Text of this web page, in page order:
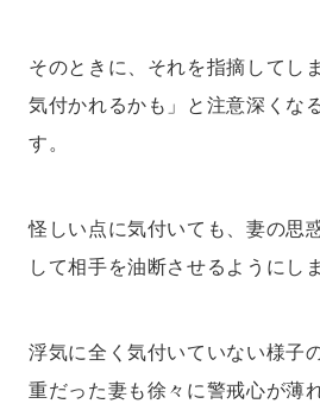
そのときに、それを指摘してし
気付かれるかも」と注意深くな
す。
怪しい点に気付いても、妻の思
して相手を油断させるようにし
浮気に全く気付いていない様子
重だった妻も徐々に警戒心が薄